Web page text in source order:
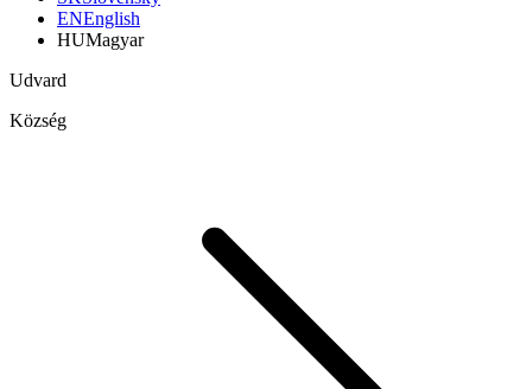
ENEnglish
HUMagyar
Udvard
Község